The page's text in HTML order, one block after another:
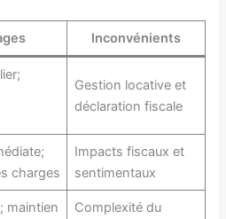
Inconvénients
Gestion locative et
déclaration fiscale
charges
Impacts fiscaux et
sentimentaux
maintien
Complexité du